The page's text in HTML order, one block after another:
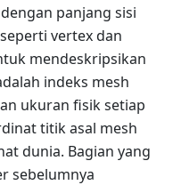
panjang sisi
vertex dan
mendeskripsikan
indeks mesh
ukuran fisik setiap
titik asal mesh
dunia. Bagian yang
sebelumnya